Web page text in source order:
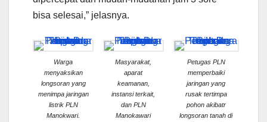
bisa selesai,” jelasnya.
Warga
menyaksikan
longsoran yang
menimpa jaringan
listrik PLN
Manokwari.
Masyarakat,
aparat
keamanan,
instansi terkait,
dan PLN
Manokawari
Petugas PLN
memperbaiki
jaringan yang
rusak tertimpa
pohon akibatr
longsoran tanah di